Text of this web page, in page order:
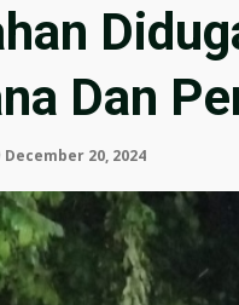
Dan
December 20, 2024